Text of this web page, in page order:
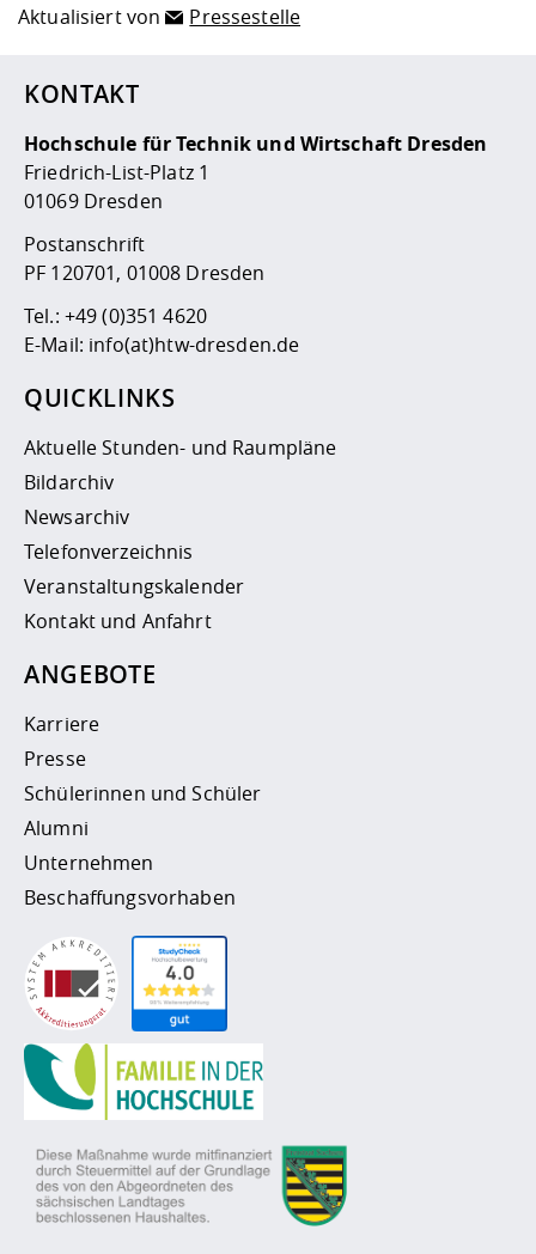
Aktualisiert von Pressestelle
KONTAKT
Hochschule für Technik und Wirtschaft Dresden
Friedrich-List-Platz 1
01069 Dresden
Postanschrift
PF 120701, 01008 Dresden
Tel.: +49 (0)351 4620
E-Mail: info(at)htw-dresden.de
QUICKLINKS
Aktuelle Stunden- und Raumpläne
Bildarchiv
Newsarchiv
Telefonverzeichnis
Veranstaltungskalender
Kontakt und Anfahrt
ANGEBOTE
Karriere
Presse
Schülerinnen und Schüler
Alumni
Unternehmen
Beschaffungsvorhaben